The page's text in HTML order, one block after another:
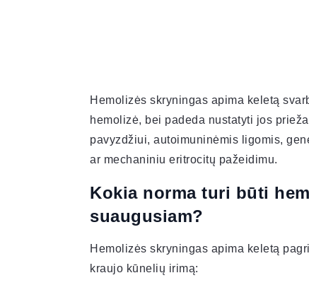
Hemolizės skryningas apima keletą
hemolizė, bei padeda nustatyti jos
pavyzdžiui, autoimuninėmis ligomis,
ar mechaniniu eritrocitų pažeidimu.
Kokia norma turi būti
suaugusiam?
Hemolizės skryningas apima keletą
kraujo kūnelių irimą: